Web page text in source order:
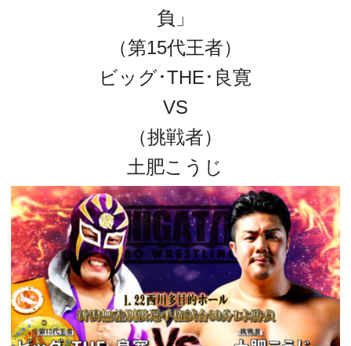
負」
（第15代王者）
ビッグ･THE･良寛
VS
（挑戦者）
土肥こうじ